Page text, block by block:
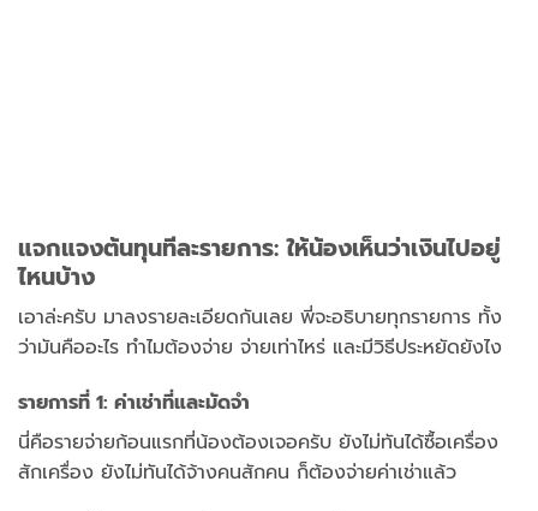
แจกแจงต้นทุนทีละรายการ: ให้น้องเห็นว่าเงินไปอยู่
ไหนบ้าง
เอาล่ะครับ มาลงรายละเอียดกันเลย พี่จะอธิบายทุกรายการ ทั้ง
ว่ามันคืออะไร ทำไมต้องจ่าย จ่ายเท่าไหร่ และมีวิธีประหยัดยังไง
รายการที่ 1: ค่าเช่าที่และมัดจำ
นี่คือรายจ่ายก้อนแรกที่น้องต้องเจอครับ ยังไม่ทันได้ซื้อเครื่อง
สักเครื่อง ยังไม่ทันได้จ้างคนสักคน ก็ต้องจ่ายค่าเช่าแล้ว